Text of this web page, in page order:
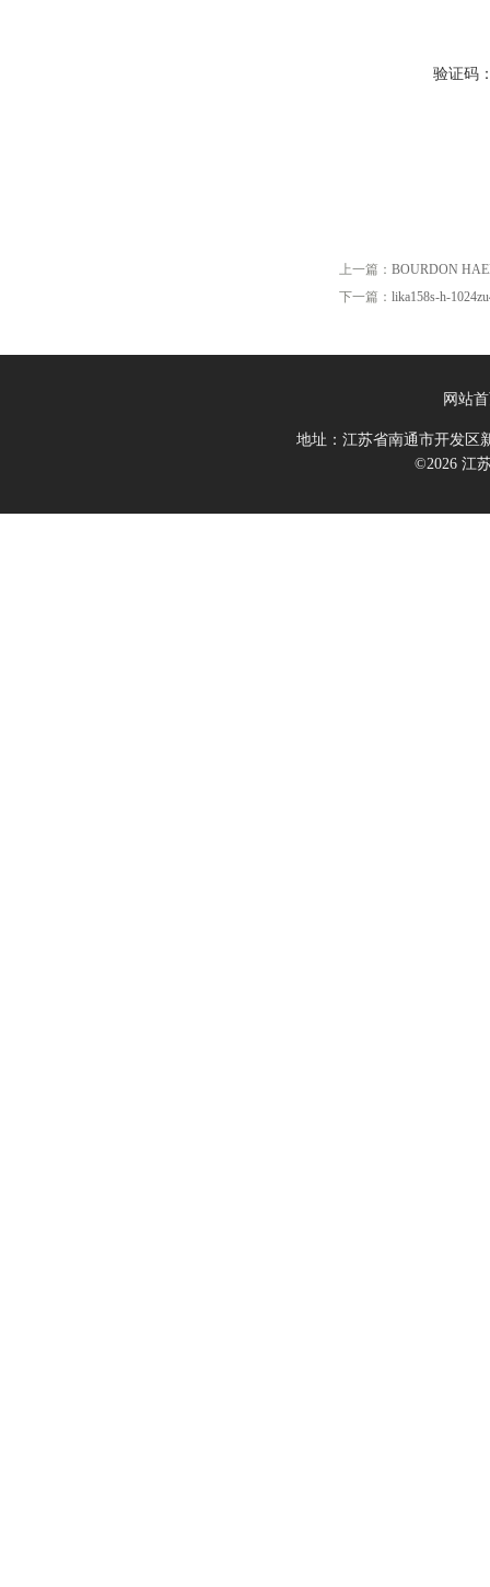
验证码
上一篇： BOURDON
下一篇： lika158s-h-
网站
地址：江苏省南通市开发区
©2026 江